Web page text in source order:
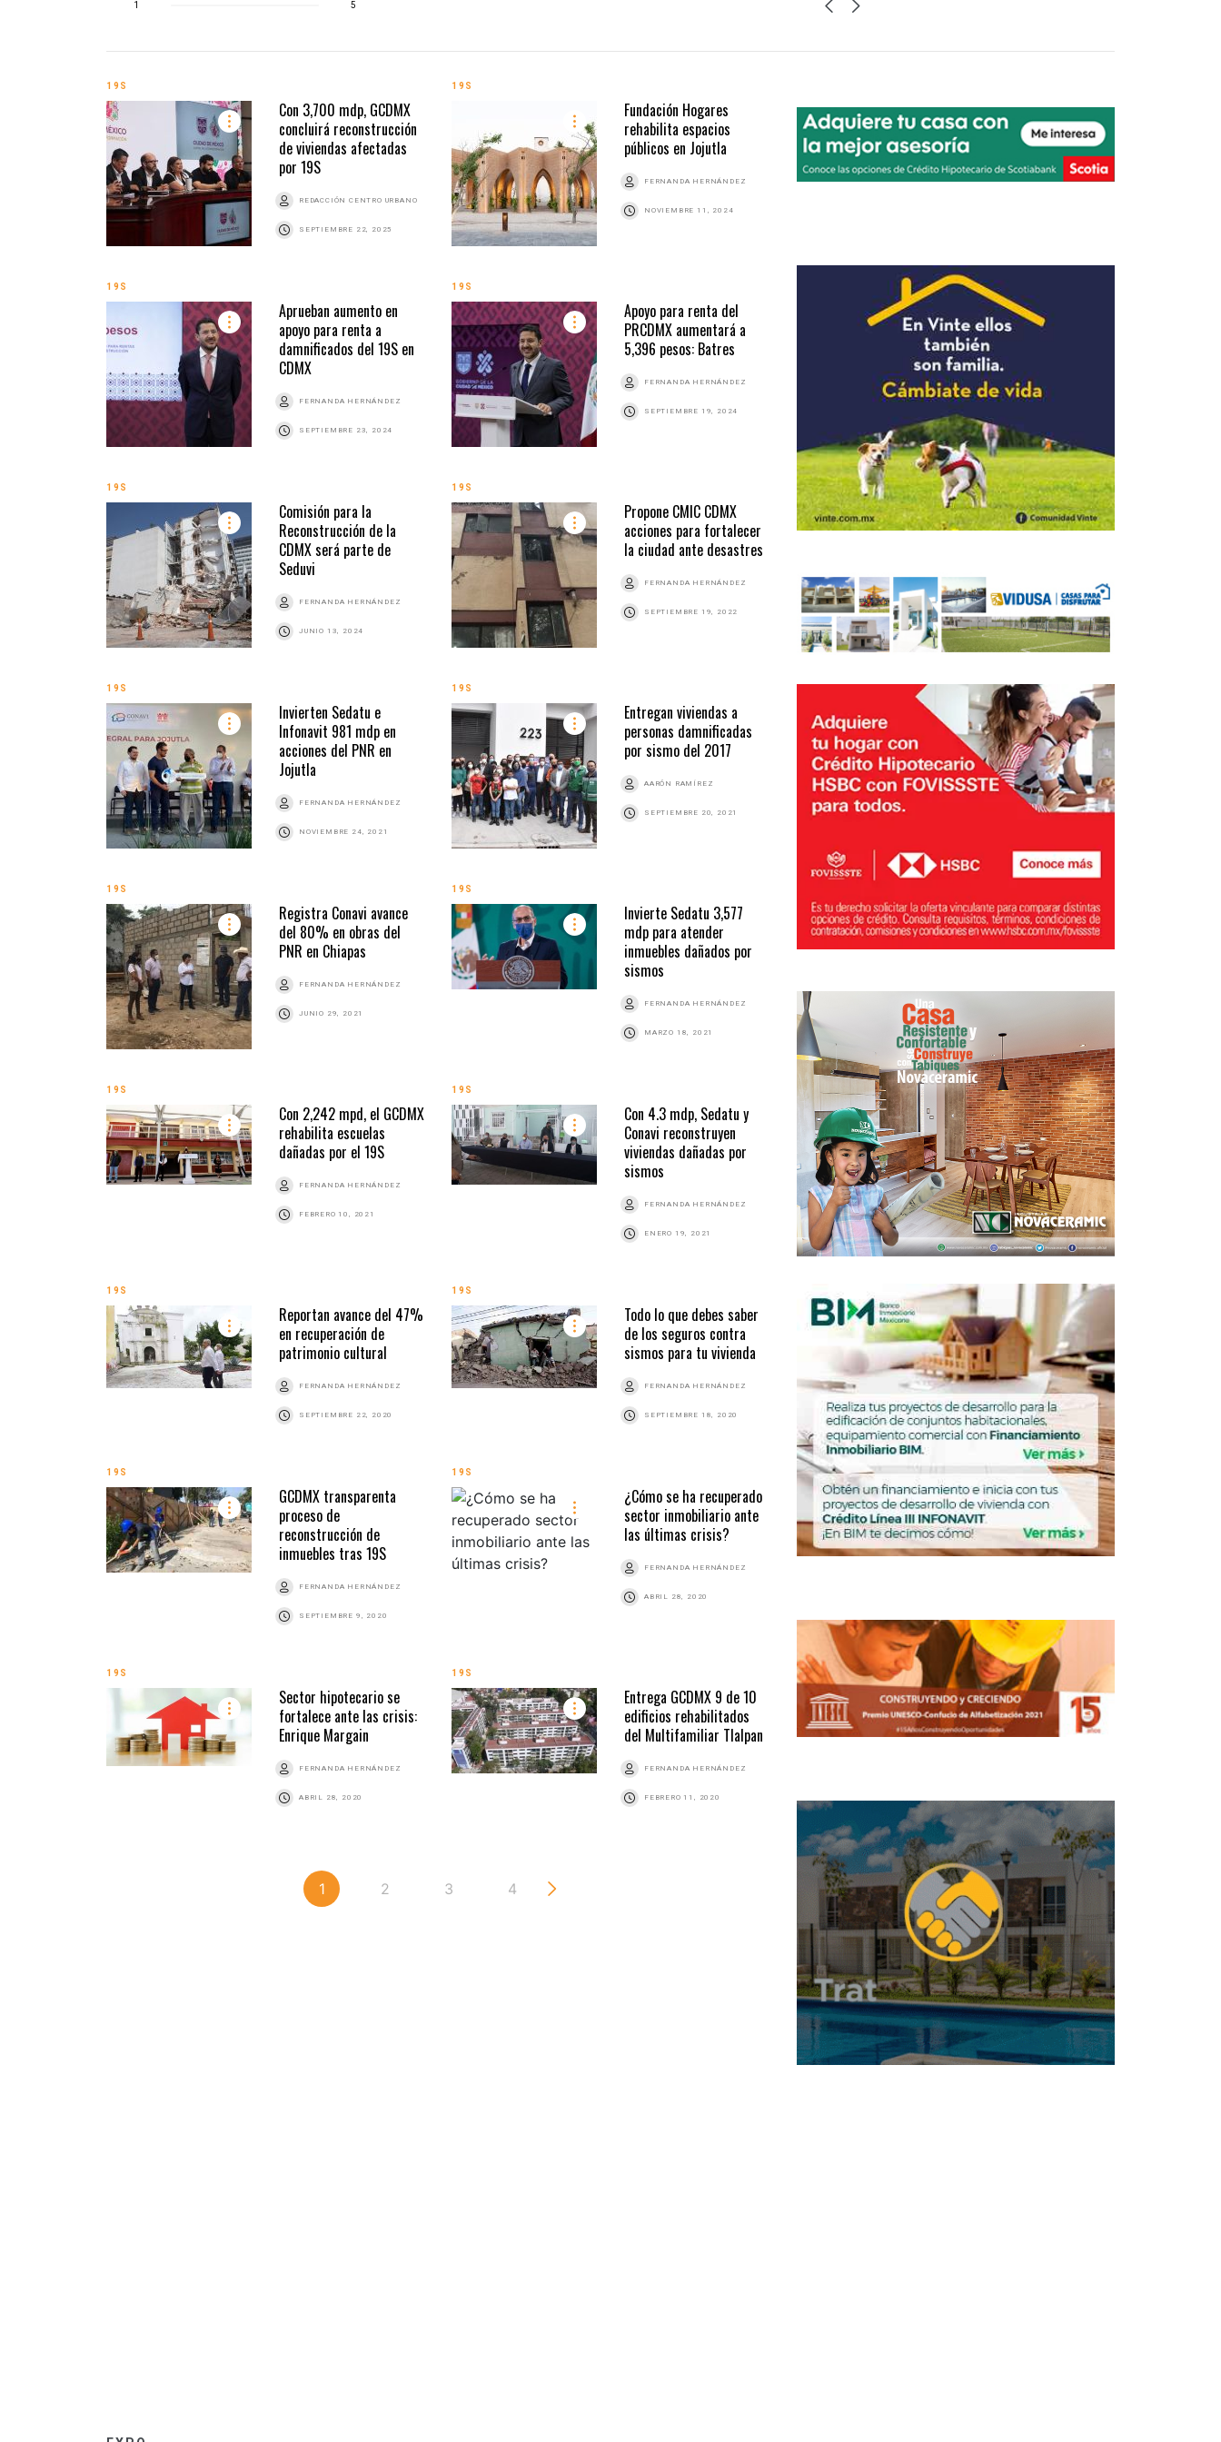
1 5
19S
Con 3,700 mdp, GCDMX
concluirá reconstrucción
de viviendas afectadas
por 19S
REDACCIÓN CENTRO URBANO
SEPTIEMBRE 22, 2025
19S
Fundación Hogares
rehabilita espacios
públicos en Jojutla
FERNANDA HERNÁNDEZ
NOVIEMBRE 11, 2024
19S
Aprueban aumento en
apoyo para renta a
damnificados del 19S en
CDMX
FERNANDA HERNÁNDEZ
SEPTIEMBRE 23, 2024
19S
Apoyo para renta del
PRCDMX aumentará a
5,396 pesos: Batres
FERNANDA HERNÁNDEZ
SEPTIEMBRE 19, 2024
19S
Comisión para la
Reconstrucción de la
CDMX será parte de
Seduvi
FERNANDA HERNÁNDEZ
JUNIO 13, 2024
19S
Propone CMIC CDMX
acciones para fortalecer
la ciudad ante desastres
FERNANDA HERNÁNDEZ
SEPTIEMBRE 19, 2022
19S
Invierten Sedatu e
Infonavit 981 mdp en
acciones del PNR en
Jojutla
FERNANDA HERNÁNDEZ
NOVIEMBRE 24, 2021
19S
Entregan viviendas a
personas damnificadas
por sismo del 2017
AARÓN RAMÍREZ
SEPTIEMBRE 20, 2021
19S
Registra Conavi avance
del 80% en obras del
PNR en Chiapas
FERNANDA HERNÁNDEZ
JUNIO 29, 2021
19S
Invierte Sedatu 3,577
mdp para atender
inmuebles dañados por
sismos
FERNANDA HERNÁNDEZ
MARZO 18, 2021
19S
Con 2,242 mpd, el GCDMX
rehabilita escuelas
dañadas por el 19S
FERNANDA HERNÁNDEZ
FEBRERO 10, 2021
19S
Con 4.3 mdp, Sedatu y
Conavi reconstruyen
viviendas dañadas por
sismos
FERNANDA HERNÁNDEZ
ENERO 19, 2021
19S
Reportan avance del 47%
en recuperación de
patrimonio cultural
FERNANDA HERNÁNDEZ
SEPTIEMBRE 22, 2020
19S
Todo lo que debes saber
de los seguros contra
sismos para tu vivienda
FERNANDA HERNÁNDEZ
SEPTIEMBRE 18, 2020
19S
GCDMX transparenta
proceso de
reconstrucción de
inmuebles tras 19S
FERNANDA HERNÁNDEZ
SEPTIEMBRE 9, 2020
19S
¿Cómo se ha recuperado
sector inmobiliario ante
las últimas crisis?
FERNANDA HERNÁNDEZ
ABRIL 28, 2020
19S
Sector hipotecario se
fortalece ante las crisis:
Enrique Margain
FERNANDA HERNÁNDEZ
ABRIL 28, 2020
19S
Entrega GCDMX 9 de 10
edificios rehabilitados
del Multifamiliar Tlalpan
FERNANDA HERNÁNDEZ
FEBRERO 11, 2020
1 2 3 4